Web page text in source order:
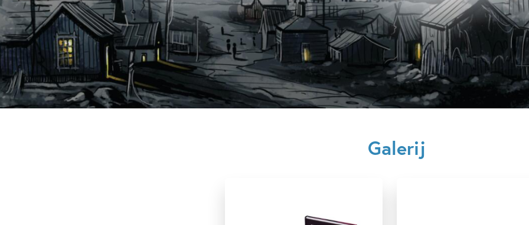
Uitgever:
Condor
Verschijningsdatum:
25-09-
Kenmerken van dit boek
12+ jaar
9 – 12 jaar
Spanning & griezelen
Galerij